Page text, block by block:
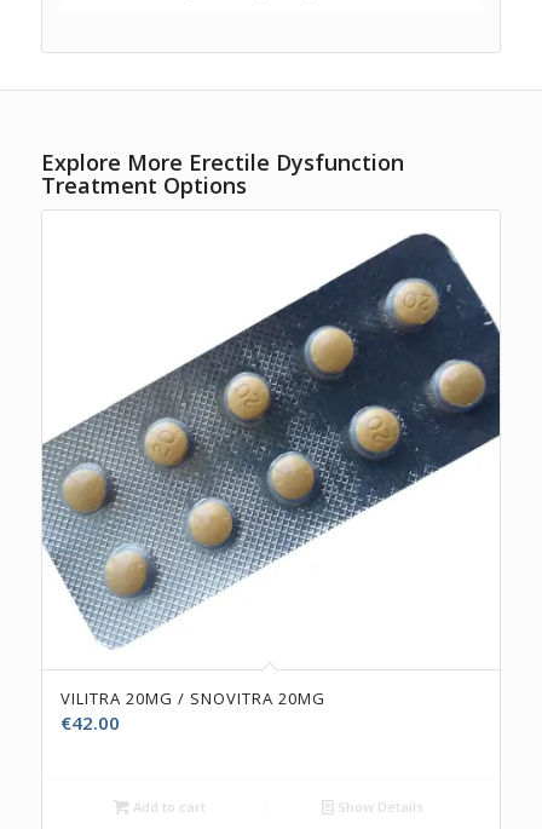
Explore More Erectile Dysfunction
Treatment Options
VILITRA 20MG / SNOVITRA 20MG
€42.00
Add to cart Show Details